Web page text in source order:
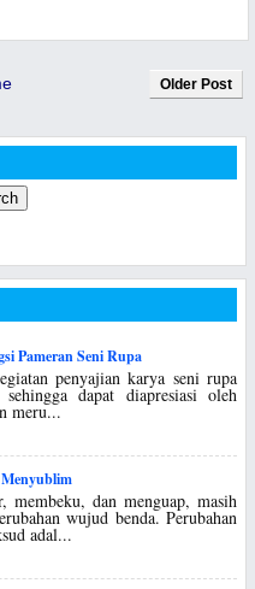
Older Post
Pameran Seni Rupa
penyajian karya seni rupa
dapat diapresiasi oleh
meru...
membeku, dan menguap, masih
wujud benda. Perubahan
adal...